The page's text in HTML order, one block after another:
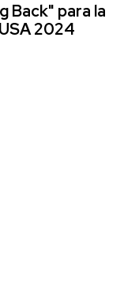
Back" para la
2024